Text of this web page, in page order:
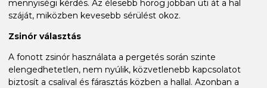
mennyiségi kérdés. Az élesebb horog jobban üti át a hal
száját, miközben kevesebb sérülést okoz.
Zsinór választás
A fonott zsinór használata a pergetés során szinte
elengedhetetlen, nem nyúlik, közvetlenebb kapcsolatot
biztosít a csalival és fárasztás közben a hallal. Azonban a